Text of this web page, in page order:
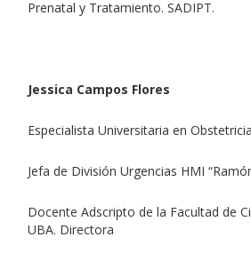
Prenatal y Tratamiento. SADIPT.
Jessica Campos Flores
Especialista Universitaria en
Jefa de División Urgencias HMI
Docente Adscripto de la Facultad de
UBA. Directora